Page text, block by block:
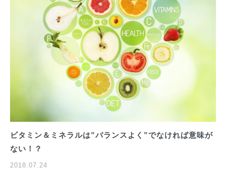
ビタミン＆ミネラルは”バランスよく”でなければ意味が
ない！？
2018.07.24